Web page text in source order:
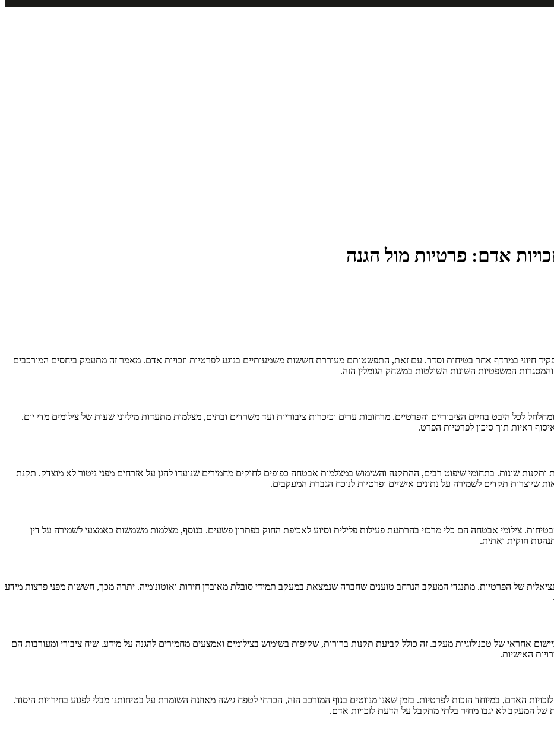
אדם: פרטיות מול הגנה
חיוני במרדף אחר בטיחות וסדר. עם זאת, התפשטותם מעוררת חששות משמעותיים בנוגע לפרטיות וזכויות אדם. מאמר זה מתעמק ביחסים המורכבים
והמסגרות המשפטיות השונות השולטות במשחק הגומלין הזה.
לכל היבט בחיים הציבוריים והפרטיים. מרחובות ערים וכיכרות ציבוריות ועד משרדים ובתים, מצלמות מתעדות מיליוני שעות של צילומים מדי יום.
ראיות תוך סיכון לפרטיות הפרט.
שונות. בתחומי שיפוט רבים, ההתקנה והשימוש במצלמות אבטחה כפופים לחוקים מחמירים שנועדו להגן על אזרחים מפני ניטור לא מוצדק. תקנת
צילומי אבטחה הם כלי מרכזי בהרתעת פעילות פלילית וסיוע לאכיפת החוק בפתרון פשעים. בנוסף, מצלמות משמשות כאמצעי לשמירה על דין
חוקית ואתית.
של הפרטיות. מתנגדי המעקב הנרחב טוענים שחברה שנמצאת במעקב תמידי סובלת מאובדן חירות ואוטונומיה. יתרה מכך, חששות מפני פרצות מידע
אחראי של טכנולוגיות מעקב. זה כולל קביעת תקנות ברורות, שקיפות בשימוש בצילומים ואמצעים מחמירים להגנה על מידע. שיח ציבורי ומעורבות הם
האישיות.
האדם, במיוחד הזכות לפרטיות. בזמן שאנו מנווטים בנוף המורכב הזה, הכרחי לטפח גישה מאוזנת השומרת על בטיחותנו מבלי לפגוע בחירויות היסוד.
של המעקב לא יגבו מחיר בלתי מתקבל על הדעת לזכויות אדם.